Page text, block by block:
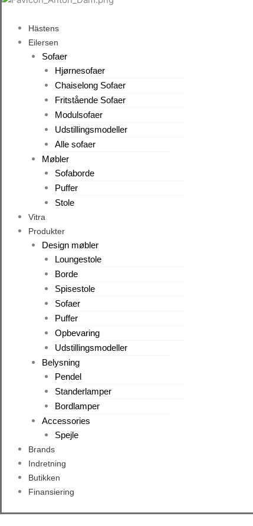
Hästens
Eilersen
Sofaer
Hjørnesofaer
Chaiselong Sofaer
Fritstående Sofaer
Modulsofaer
Udstillingsmodeller
Alle sofaer
Møbler
Sofaborde
Puffer
Stole
Vitra
Produkter
Design møbler
Loungestole
Borde
Spisestole
Sofaer
Puffer
Opbevaring
Udstillingsmodeller
Belysning
Pendel
Standerlamper
Bordlamper
Accessories
Spejle
Brands
Indretning
Butikken
Finansiering